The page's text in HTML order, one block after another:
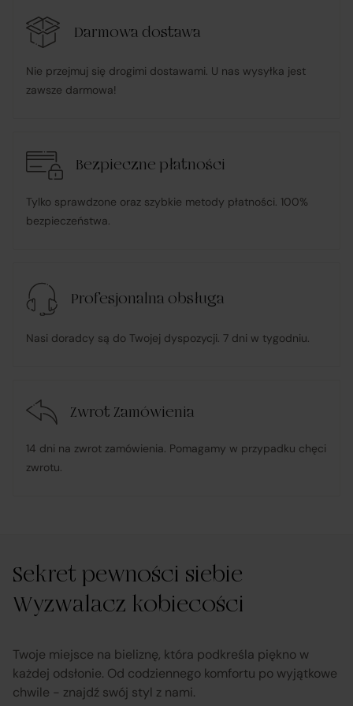
Darmowa dostawa
Nie przejmuj się drogimi dostawami. U nas wysyłka jest
zawsze darmowa!
Bezpieczne płatności
Tylko sprawdzone oraz szybkie metody płatności. 100%
bezpieczeństwa.
Profesjonalna obsługa
Nasi doradcy są do Twojej dyspozycji. 7 dni w tygodniu.
Zwrot Zamówienia
14 dni na zwrot zamówienia. Pomagamy w przypadku chęci
zwrotu.
Sekret pewności siebie
Wyzwalacz kobiecości
Twoje miejsce na bieliznę, która podkreśla piękno w
każdej odsłonie. Od codziennego komfortu po wyjątkowe
chwile - znajdź swój styl z nami.
R&B Commerce spółka z ograniczoną
działa w imieniu i na rzecz Klienta (na podstawie
transakcją;
ponosi odpowiedzialność za zgodność Towaru z
konsumenckie zgodnie z ustawą o prawach
w przypadku stwierdzenia niezgodności Towaru z
lub zwrot środków Klientowi;
rozpatruje reklamacje dotyczące działania samej
Platformy oraz świadczonych przez siebie usług
obsługuje odstąpienie od umowy pośrednictwa;